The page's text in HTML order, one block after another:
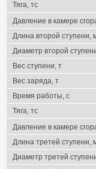
Тяга, тс
Давление в камере
Длина второй ступени,
Диаметр второй
Вес ступени, т
Вес заряда, т
Время работы, с
Тяга, тс
Давление в камере
Длина третей ступени,
Диаметр третей